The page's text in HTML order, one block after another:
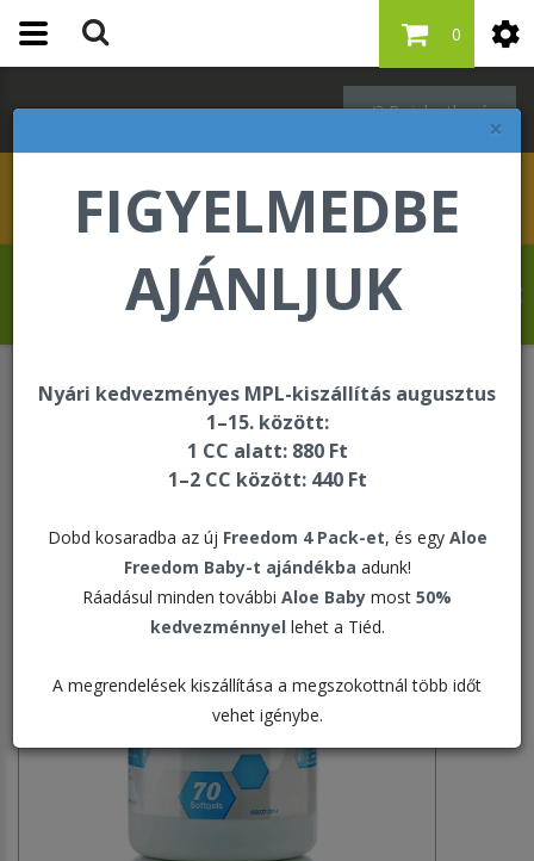
×
FIGYELMEDBE
AJÁNLJUK
Nyári kedvezményes MPL-kiszállítás augusztus
1–15. között:
1 CC alatt: 880 Ft
1–2 CC között: 440 Ft
Dobd kosaradba az új Freedom 4 Pack-et, és egy Aloe
Freedom Baby-t ajándékba adunk!
Ráadásul minden további Aloe Baby most 50%
kedvezménnyel lehet a Tiéd.
A megrendelések kiszállítása a megszokottnál több időt
vehet igénybe.
Bejelentkezés
0
Molnár Tibor üdvözli Önt a Forever Living
internetes áruházában!
Étrend-kiegészítők Forever Garcinia Plus